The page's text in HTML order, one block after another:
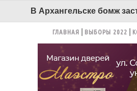
ГЛАВНАЯ ВЫБОРЫ 2022